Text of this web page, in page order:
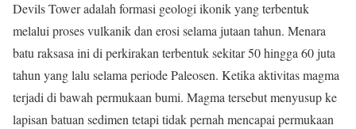
Devils Tower adalah formasi geologi ikonik yang terbentuk
melalui proses vulkanik dan erosi selama jutaan tahun. Menara
batu raksasa ini di perkirakan terbentuk sekitar 50 hingga 60 juta
tahun yang lalu selama periode Paleosen. Ketika aktivitas magma
terjadi di bawah permukaan bumi. Magma tersebut menyusup ke
lapisan batuan sedimen tetapi tidak pernah mencapai permukaan